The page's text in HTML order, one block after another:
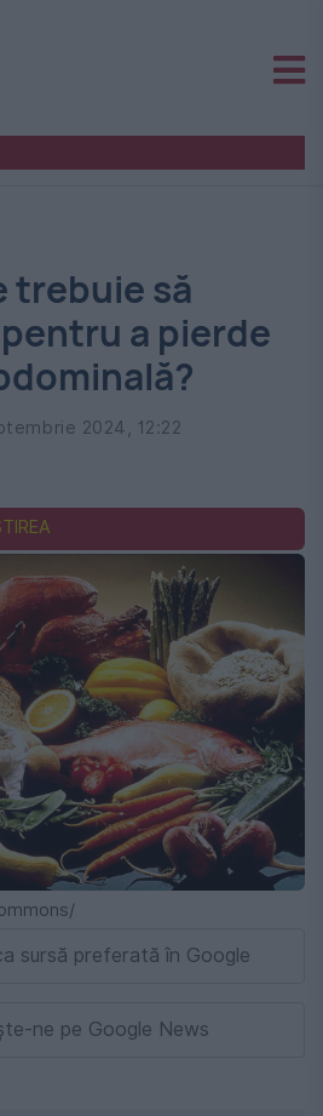
trebuie să
a pierde
2024, 12:22
sursă preferată în Google
ne pe Google News